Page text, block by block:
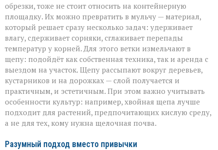
обрезки, тоже не стоит относить на контейнерную
площадку. Их можно превратить в мульчу — материал,
который решает сразу несколько задач: удерживает
влагу, сдерживает сорняки, сглаживает перепады
температур у корней. Для этого ветки измельчают в
щепу: подойдёт как собственная техника, так и аренда с
выездом на участок. Щепу рассыпают вокруг деревьев,
кустарников и на дорожках — слой получается и
практичным, и эстетичным. При этом важно учитывать
особенности культур: например, хвойная щепа лучше
подходит для растений, предпочитающих кислую среду,
а не для тех, кому нужна щелочная почва.
Разумный подход вместо привычки